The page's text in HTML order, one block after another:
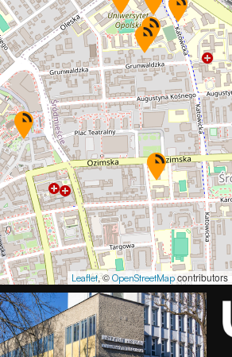
Leaflet, © OpenStreetMap contributors